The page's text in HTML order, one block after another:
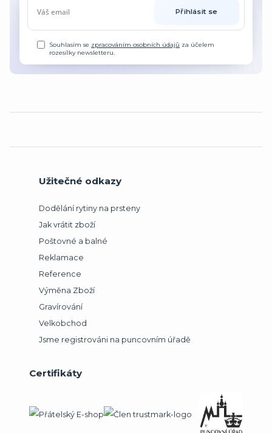
Přihlásit se
Souhlasím se zpracováním osobních údajů za účelem
rozesílky newsletteru.
Užitečné odkazy
Dodělání rytiny na prsteny
Jak vrátit zboží
Poštovné a balné
Reklamace
Reference
Výměna Zboží
Gravírování
Velkobchod
Jsme registrováni na puncovním úřadě
Certifikáty